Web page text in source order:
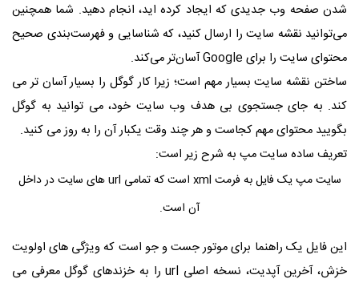
شدن صفحه وب جدیدی که ایجاد کرده اید، انجام دهید. شما همچنین
می‌توانید نقشه‌ سایت را ارسال کنید، که شناسایی و فهرست‌بندی صحیح
محتوای سایت را برای Google آسان‌تر می‌کند.
ساختن نقشه سایت بسیار مهم است؛ زیرا کار گوگل را بسیار آسان تر می
کند. به جای جستجوی بی هدف وب سایت خود، می توانید به گوگل
بگویید محتوای مهم کجاست و هر چند وقت یکبار آن را به روز می کنید.
تعریف ساده سایت مپ به شرح زیر است:
سایت مپ یک فایل به فرمت xml است که تمامی url های سایت در داخل
آن است.
این فایل یک راهنما برای موتور جست و جو است که ویژگی های اولویت
خزش، آخرین آپدیت، نسخه اصلی url را به خزندهای گوگل معرفی می